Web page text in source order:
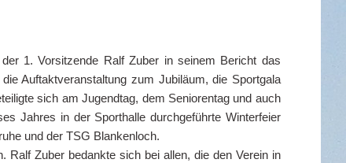
1. Vorsitzende Ralf Zuber in seinem Bericht das
Auftaktveranstaltung zum Jubiläum, die Sportgala
sich am Jugendtag, dem Seniorentag und auch
Jahres in der Sporthalle durchgeführte Winterfeier
und der TSG Blankenloch.
Ralf Zuber bedankte sich bei allen, die den Verein in